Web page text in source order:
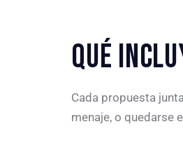
QUÉ
Cada propuesta
menaje, o quedarse